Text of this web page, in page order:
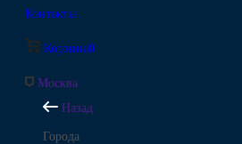
Контакты
Корзина0
Москва
Назад
Города